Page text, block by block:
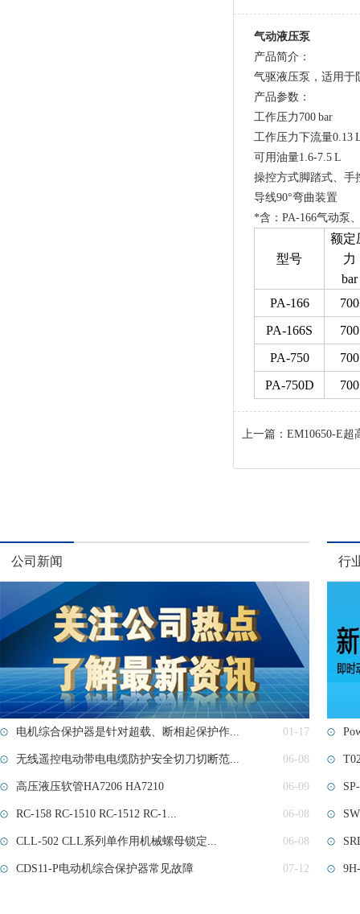
气动液压泵
产品简介：
气驱液压泵，适用于
产品参数：
工作压力700 bar
工作压力下流量0.13
可用油量1.6-7.5 L
操控方式脚踏式、手
导线90°弯曲装置
*含：PA-166气动泵
型号
额定
力
bar
PA-166
700
PA-166S
700
PA-750
700
PA-750D
700
上一篇： EM10650-E超
公司新闻
电机综合保护器是针对超载、断相起保护作... 01-17
无线遥控电动带电电缆防护安全切刀切断范... 06-08
高压液压软管HA7206 HA7210 06-09
RC-158 RC-1510 RC-1512 RC-1... 06-08
CLL-502 CLL系列单作用机械螺母锁定... 06-08
CDS11-P电动机综合保护器常见故障 07-12
行